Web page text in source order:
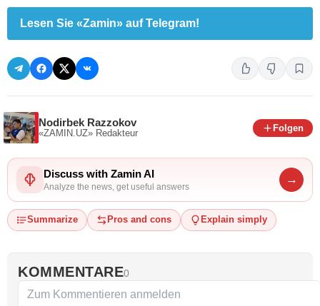
Lesen Sie «Zamin» auf Telegram!
Nodirbek Razzokov
«ZAMIN.UZ» Redakteur
Folgen
Discuss with Zamin AI
Analyze the news, get useful answers
→
Summarize Pros and cons Explain simply
KOMMENTARE0